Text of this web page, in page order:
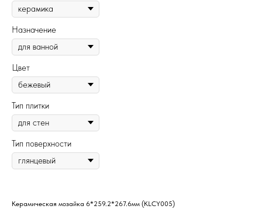
Назначение
Цвет
Тип плитки
Тип поверхности
Керамическая мозайка 6*259.2*267.6мм (KLCY005)